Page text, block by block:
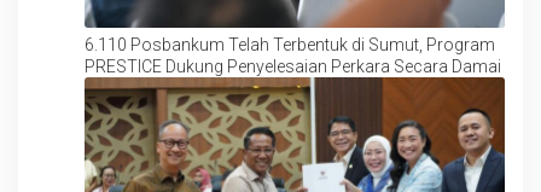
6.110 Posbankum Telah Terbentuk di Sumut, Program
PRESTICE Dukung Penyelesaian Perkara Secara Damai